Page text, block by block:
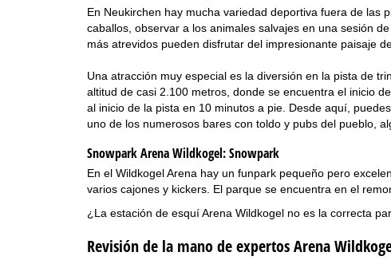
En Neukirchen hay mucha variedad deportiva fuera de las
caballos, observar a los animales salvajes en una sesión
más atrevidos pueden disfrutar del impresionante paisaje
Una atracción muy especial es la diversión en la pista de
altitud de casi 2.100 metros, donde se encuentra el inicio
al inicio de la pista en 10 minutos a pie. Desde aquí,
uno de los numerosos bares con toldo y pubs del pueblo,
Snowpark Arena Wildkogel:Snowpark
En el Wildkogel Arena hay un funpark pequeño pero
varios cajones y kickers. El parque se encuentra en el
¿La estación de esquí Arena Wildkogel no es la correcta
Revisión de la mano de expertos Arena